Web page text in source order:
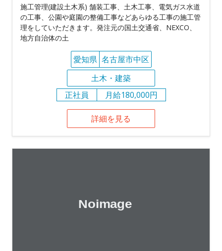
施工管理(建設土木系) 舗装工事、土木工事、電気ガス水道
の工事、公園や庭園の整備工事などあらゆる工事の施工管
理をしていただきます。発注元の国土交通省、NEXCO、
地方自治体の土
愛知県 名古屋市中区
土木・建築
正社員
月給180,000円
詳細を見る